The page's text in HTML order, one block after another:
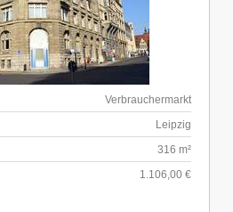
Verbrauchermarkt
Leipzig
316 m²
1.106,00 €